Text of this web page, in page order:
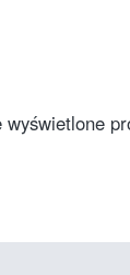
wyświetlone